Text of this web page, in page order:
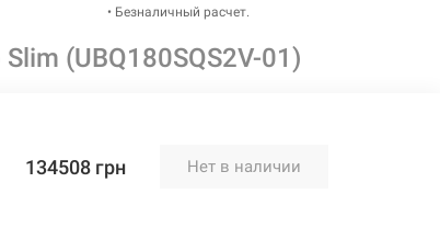
• Безналичный расчет.
(UBQ180SQS2V-01)
134508 грн Нет в наличии